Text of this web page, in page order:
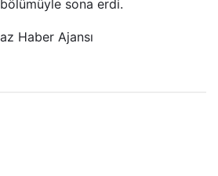
sona erdi.
Haber Ajansı